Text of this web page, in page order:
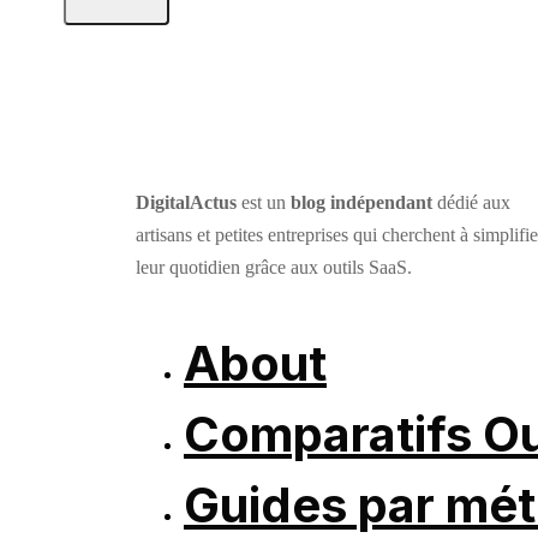
DigitalActus est un blog indépendant dédié aux
artisans et petites entreprises qui cherchent à
leur quotidien grâce aux outils SaaS.
About
Comparatifs
Guides par